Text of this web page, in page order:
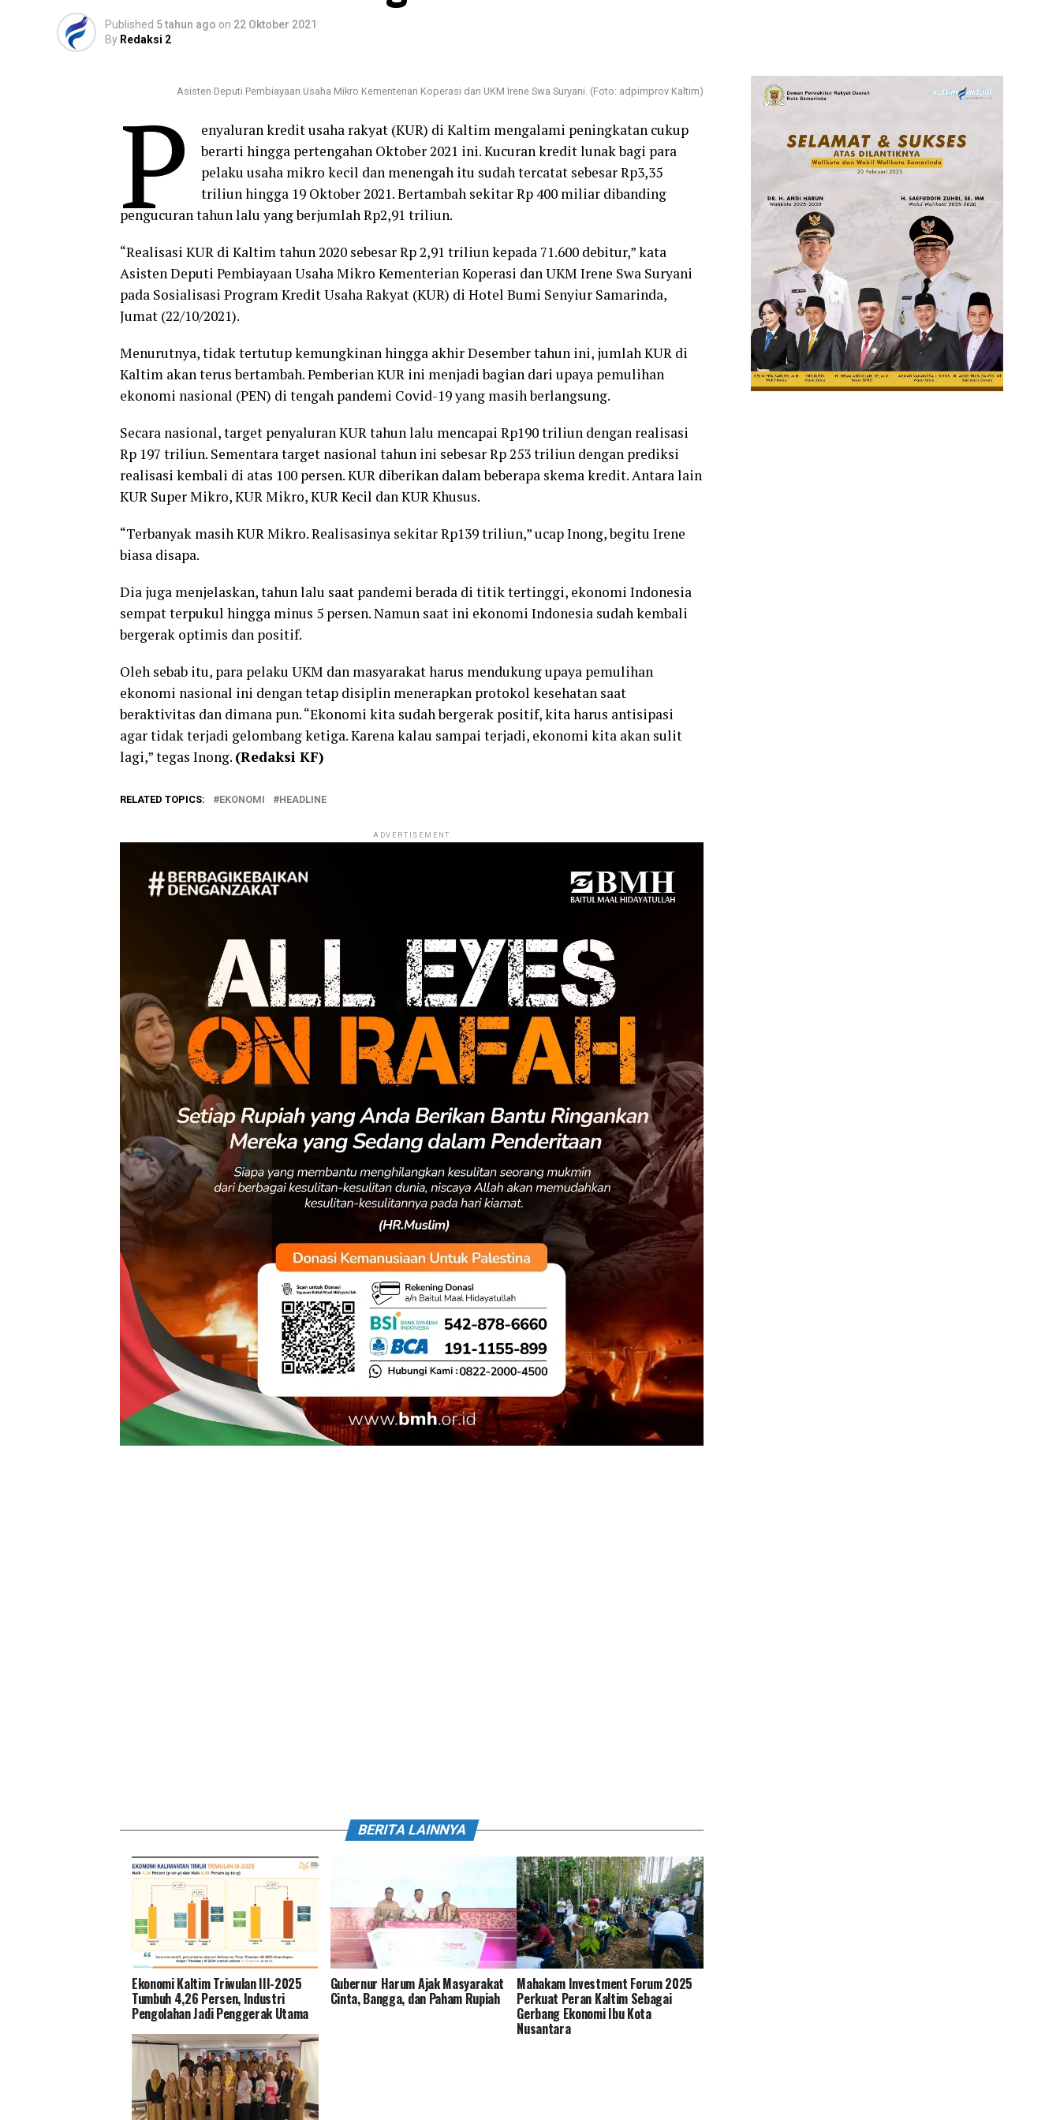
Published 5 tahun ago on 22 Oktober 2021
By Redaksi 2
Asisten Deputi Pembiayaan Usaha Mikro Kementerian Koperasi dan UKM Irene Swa Suryani. (Foto: adpimprov Kaltim)
P
enyaluran kredit usaha rakyat (KUR) di Kaltim mengalami peningkatan cukup
berarti hingga pertengahan Oktober 2021 ini. Kucuran kredit lunak bagi para
pelaku usaha mikro kecil dan menengah itu sudah tercatat sebesar Rp3,35
triliun hingga 19 Oktober 2021. Bertambah sekitar Rp 400 miliar dibanding
pengucuran tahun lalu yang berjumlah Rp2,91 triliun.
“Realisasi KUR di Kaltim tahun 2020 sebesar Rp 2,91 triliun kepada 71.600 debitur,” kata
Asisten Deputi Pembiayaan Usaha Mikro Kementerian Koperasi dan UKM Irene Swa Suryani
pada Sosialisasi Program Kredit Usaha Rakyat (KUR) di Hotel Bumi Senyiur Samarinda,
Jumat (22/10/2021).
Menurutnya, tidak tertutup kemungkinan hingga akhir Desember tahun ini, jumlah KUR di
Kaltim akan terus bertambah. Pemberian KUR ini menjadi bagian dari upaya pemulihan
ekonomi nasional (PEN) di tengah pandemi Covid-19 yang masih berlangsung.
Secara nasional, target penyaluran KUR tahun lalu mencapai Rp190 triliun dengan realisasi
Rp 197 triliun. Sementara target nasional tahun ini sebesar Rp 253 triliun dengan prediksi
realisasi kembali di atas 100 persen. KUR diberikan dalam beberapa skema kredit. Antara lain
KUR Super Mikro, KUR Mikro, KUR Kecil dan KUR Khusus.
“Terbanyak masih KUR Mikro. Realisasinya sekitar Rp139 triliun,” ucap Inong, begitu Irene
biasa disapa.
Dia juga menjelaskan, tahun lalu saat pandemi berada di titik tertinggi, ekonomi Indonesia
sempat terpukul hingga minus 5 persen. Namun saat ini ekonomi Indonesia sudah kembali
bergerak optimis dan positif.
Oleh sebab itu, para pelaku UKM dan masyarakat harus mendukung upaya pemulihan
ekonomi nasional ini dengan tetap disiplin menerapkan protokol kesehatan saat
beraktivitas dan dimana pun. “Ekonomi kita sudah bergerak positif, kita harus antisipasi
agar tidak terjadi gelombang ketiga. Karena kalau sampai terjadi, ekonomi kita akan sulit
lagi,” tegas Inong. (Redaksi KF)
RELATED TOPICS: EKONOMI HEADLINE
ADVERTISEMENT
BERITA LAINNYA
Ekonomi Kaltim Triwulan III-2025
Tumbuh 4,26 Persen, Industri
Pengolahan Jadi Penggerak Utama
Gubernur Harum Ajak Masyarakat
Cinta, Bangga, dan Paham Rupiah
Mahakam Investment Forum 2025
Perkuat Peran Kaltim Sebagai
Gerbang Ekonomi Ibu Kota
Nusantara